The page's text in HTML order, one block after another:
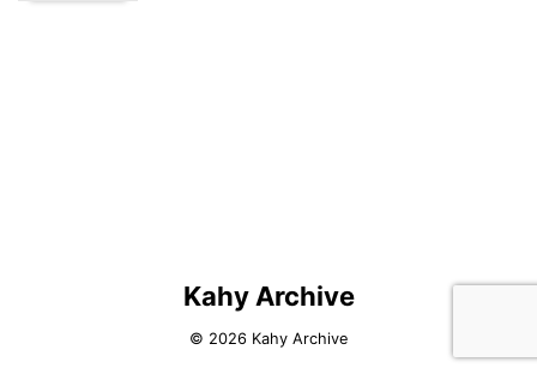
Kahy Archive
© 2026 Kahy Archive